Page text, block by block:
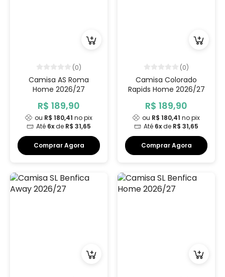
(0)
Camisa AS Roma
Home 2026/27
R$ 189,90
ou R$ 180,41 no pix
Até 6xde R$ 31,65
Comprar Agora
(0)
Camisa Colorado
Rapids Home 2026/27
R$ 189,90
ou R$ 180,41 no pix
Até 6xde R$ 31,65
Comprar Agora